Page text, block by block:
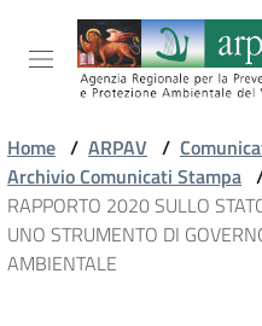
Salta al contenuto
Salta alla navigazione
Salta al footer
ARPAV
Home / ARPAV /
Archivio Comunicati Stampa
RAPPORTO 2020 SULLO
UNO STRUMENTO DI
AMBIENTALE